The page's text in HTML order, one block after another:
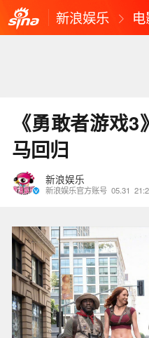
新浪娱乐
《勇敢者游戏
马回归
新浪娱乐
新浪娱乐官方账号 05.31